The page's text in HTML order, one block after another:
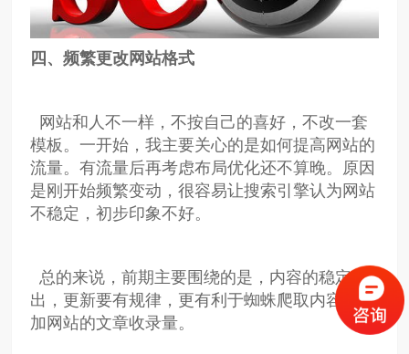
四、频繁更改网站格式
网站和人不一样，不按自己的喜好，不改一套
模板。一开始，我主要关心的是如何提高网站的
流量。有流量后再考虑布局优化还不算晚。原因
是刚开始频繁变动，很容易让搜索引擎认为网站
不稳定，初步印象不好。
总的来说，前期主要围绕的是，内容的稳定输
出，更新要有规律，更有利于蜘蛛爬取内容，增
加网站的文章收录量。